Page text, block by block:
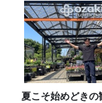
夏こそ始めどきの